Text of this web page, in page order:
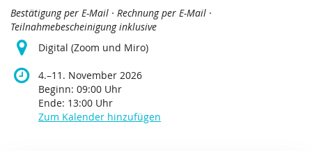
Bestätigung per E-Mail · Rechnung per E-Mail ·
Teilnahmebescheinigung inklusive
Digital (Zoom und Miro)
4.–bis
11. November 2026
Beginn: 09:00 Uhr
Ende: 13:00 Uhr
Zum Kalender hinzufügen